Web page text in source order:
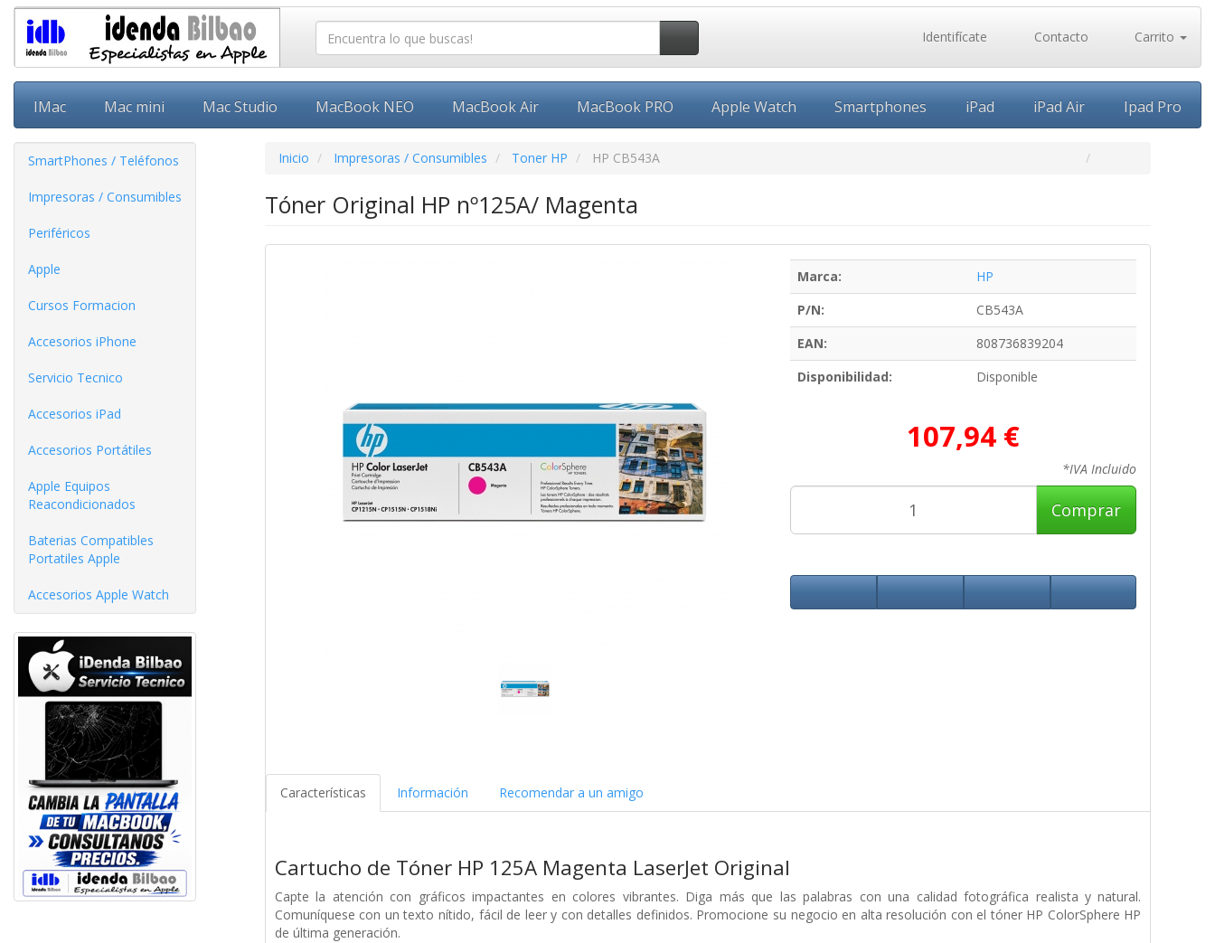
Identifícate Contacto Carrito
IMac Mac mini Mac Studio MacBook NEO MacBook Air MacBook PRO Apple Watch Smartphones iPad iPad Air Ipad Pro
SmartPhones / Teléfonos
Impresoras / Consumibles
Periféricos
Apple
Cursos Formacion
Accesorios iPhone
Servicio Tecnico
Accesorios iPad
Accesorios Portátiles
Apple Equipos
Reacondicionados
Baterias Compatibles
Portatiles Apple
Accesorios Apple Watch
Inicio Impresoras / Consumibles Toner HP HP CB543A
Tóner Original HP nº125A/ Magenta
Marca:
HP
P/N:
CB543A
EAN:
808736839204
Disponibilidad:
Disponible
107,94 €
*IVA Incluido
Comprar
Características Información Recomendar a un amigo
Cartucho de Tóner HP 125A Magenta LaserJet Original
Capte la atención con gráficos impactantes en colores vibrantes. Diga más que las palabras con una calidad fotográfica realista y natural.
Comuníquese con un texto nítido, fácil de leer y con detalles definidos. Promocione su negocio en alta resolución con el tóner HP ColorSphere HP
de última generación.